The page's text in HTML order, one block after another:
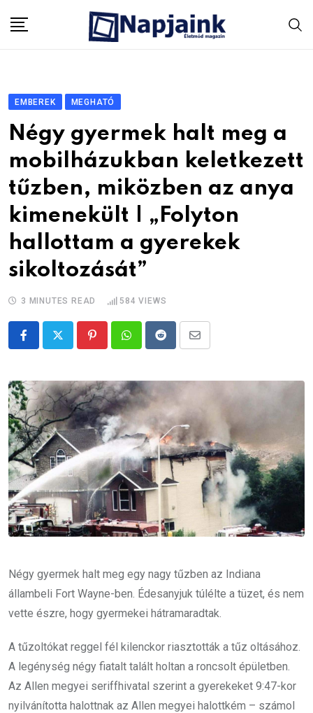
EMBEREK MEGHATÓ
Négy gyermek halt meg a
mobilházukban keletkezett
tűzben, miközben az anya
kimenekült | „Folyton
hallottam a gyerekek
sikoltozását”
3 MINUTES READ 584 VIEWS
PinterestWhatsappRedditShare
Email
Négy gyermek halt meg egy nagy tűzben az Indiana
állambeli Fort Wayne-ben. Édesanyjuk túlélte a tüzet, és nem
vette észre, hogy gyermekei hátramaradtak.
A tűzoltókat reggel fél kilenckor riasztották a tűz oltásához.
A legénység négy fiatalt talált holtan a roncsolt épületben.
Az Allen megyei seriffhivatal szerint a gyerekeket 9:47-kor
nyilvánította halottnak az Allen megyei halottkém – számol